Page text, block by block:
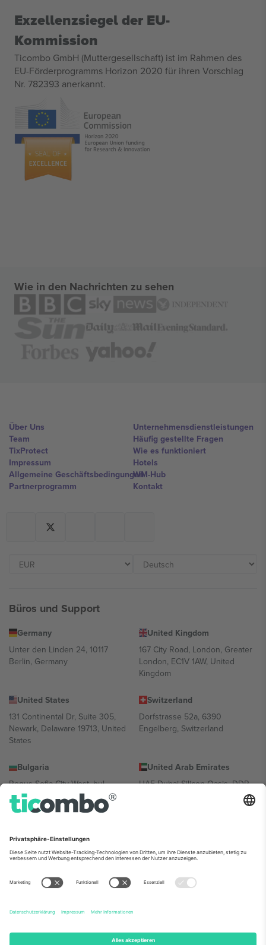
Exzellenzsiegel der EU-
Kommission
Ticombo GmbH (Muttergesellschaft) ist im Rahmen des
EU-Förderprogramms Horizon 2020 für ihren Vorschlag
Nr. 782393 anerkannt.
Wie in den Nachrichten zu sehen
Über Uns
Team
TixProtect
Impressum
Allgemeine Geschäftsbedingungen
Partnerprogramm
Unternehmensdienstleistungen
Häufig gestellte Fragen
Wie es funktioniert
Hotels
WM-Hub
Kontakt
Büros und Support
Germany
Unter den Linden 24, 10117
Berlin, Germany
United Kingdom
167 City Road, London, Greater
London, EC1V 1AW, United
Kingdom
United States
131 Continental Dr, Suite 305,
Newark, Delaware 19713, United
States
Switzerland
Dorfstrasse 52a, 6390
Engelberg, Switzerland
Bulgaria
Regus Sofia City West, bul
Totleben 53-55, 1606 Sofia,
Bulgaria
United Arab Emirates
UAE Dubai Silicon Oasis, DDP
Building A1, Office 302, Dubai,
Mexico
Av Chapultepec 360, Roma
Norte, Cuauhtémoc, 06700
Ciudad de México, CDMX,
Mexico
Die juristische Person des Plattformanbieters kann je nach
Informationen finden Sie auf der jeweiligen Veranstaltungsseite, im